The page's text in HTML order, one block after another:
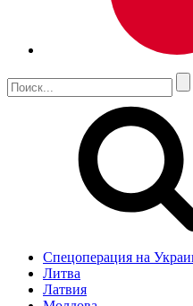
Спецоперация на
Литва
Латвия